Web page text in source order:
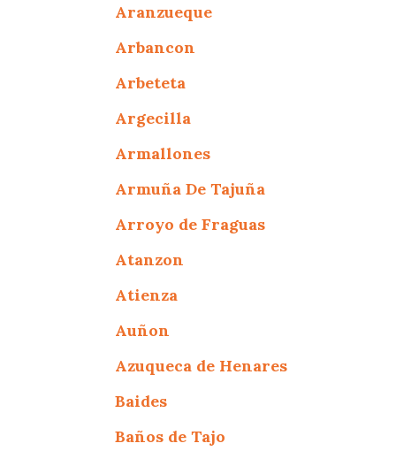
Aranzueque
Arbancon
Arbeteta
Argecilla
Armallones
Armuña De Tajuña
Arroyo de Fraguas
Atanzon
Atienza
Auñon
Azuqueca de Henares
Baides
Baños de Tajo